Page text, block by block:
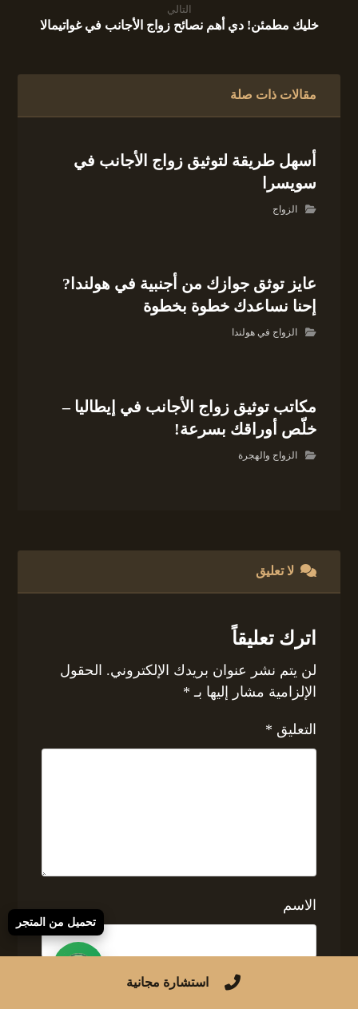
التالي
خليك مطمئن! دي أهم نصائح زواج الأجانب في غواتيمالا
مقالات ذات صلة
أسهل طريقة لتوثيق زواج الأجانب في
سويسرا
الزواج
عايز توثق جوازك من أجنبية في هولندا?
إحنا نساعدك خطوة بخطوة
الزواج في هولندا
مكاتب توثيق زواج الأجانب في إيطاليا –
خلّص أوراقك بسرعة!
الزواج والهجرة
لا تعليق
اترك تعليقاً
لن يتم نشر عنوان بريدك الإلكتروني. الحقول
الإلزامية مشار إليها بـ *
التعليق *
الاسم
البريد الإلكتروني استشارة مجانية
تحميل من المتجر